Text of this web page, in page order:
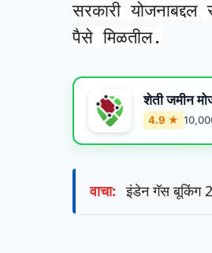
सरकारी
पैसे मिळतील.
शेती जमीन
4.9 ★
वाचा: इंडेन गॅस बूकिंग